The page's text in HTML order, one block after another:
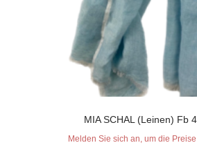
MIA SCHAL (Leinen) Fb
Melden Sie sich an, um die